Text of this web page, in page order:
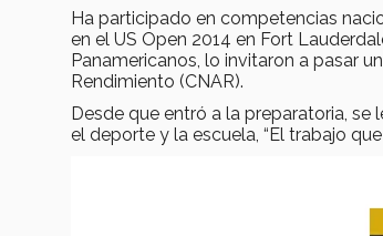
Ha participado en competencias
en el US Open 2014 en Fort
Panamericanos, lo invitaron a pasar
Rendimiento (CNAR).
Desde que entró a la preparatoria,
el deporte y la escuela, “El trabajo